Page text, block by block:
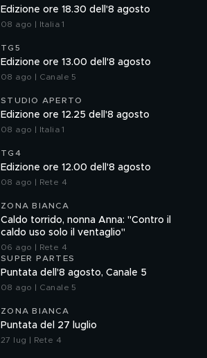
Edizione ore 18.30 dell'8 agosto
08 ago | Italia 1
TG5
Edizione ore 13.00 dell'8 agosto
08 ago | Canale 5
STUDIO APERTO
Edizione ore 12.25 dell'8 agosto
08 ago | Italia 1
TG4
Edizione ore 12.00 dell'8 agosto
08 ago | Rete 4
ZONA BIANCA
Caldo torrido, nonna Anna: "Contro il
caldo uso solo il ventaglio"
06 ago | Rete 4
SUPER PARTES
Puntata dell'8 agosto, Canale 5
08 ago | Canale 5
ZONA BIANCA
Puntata del 27 luglio
27 lug | Rete 4